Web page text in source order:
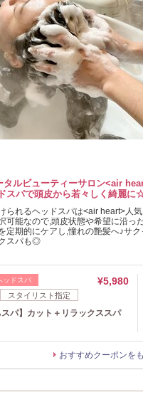
タルビューティーサロン<air
スパで頭皮から若々しく綺麗に
られるヘッドスパは<air heart>人
可能なので,頭皮状態や希望に沿っ
定期的にケアし,憧れの艶髪へ♪サク
スパも◎
ッドスパ
スタイリスト指定
¥5,980
スパ】カット＋リラックススパ
おすすめクーポンを